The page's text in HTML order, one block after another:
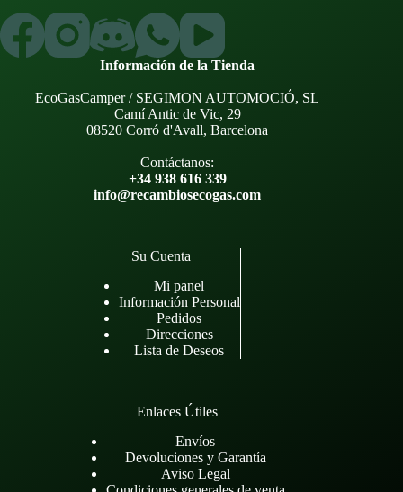
Información de la Tienda
EcoGasCamper / SEGIMON AUTOMOCIÓ, SL
Camí Antic de Vic, 29
08520 Corró d'Avall, Barcelona
Contáctanos:
+34 938 616 339
info@recambiosecogas.com
Su Cuenta
Mi panel
Información Personal
Pedidos
Direcciones
Lista de Deseos
Enlaces Útiles
Envíos
Devoluciones y Garantía
Aviso Legal